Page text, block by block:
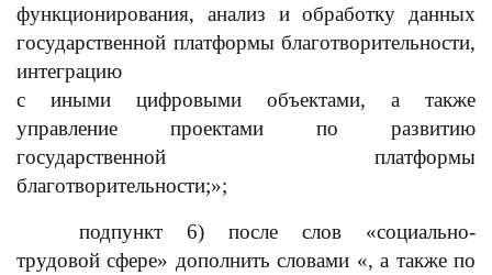
функционирования, анализ и обработку данных
государственной платформы благотворительности,
интеграцию
с иными цифровыми объектами, а также
управление проектами по развитию
государственной платформы
благотворительности;»;
подпункт 6) после слов «социально-
трудовой сфере» дополнить словами «, а также по